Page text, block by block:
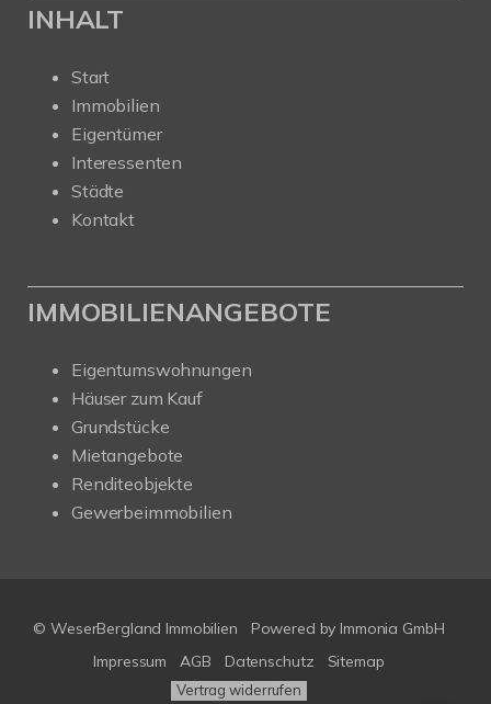
INHALT
Start
Immobilien
Eigentümer
Interessenten
Städte
Kontakt
IMMOBILIENANGEBOTE
Eigentumswohnungen
Häuser zum Kauf
Grundstücke
Mietangebote
Renditeobjekte
Gewerbeimmobilien
© WeserBergland Immobilien Powered by Immonia GmbH
Impressum
AGB Datenschutz Sitemap
Vertrag widerrufen